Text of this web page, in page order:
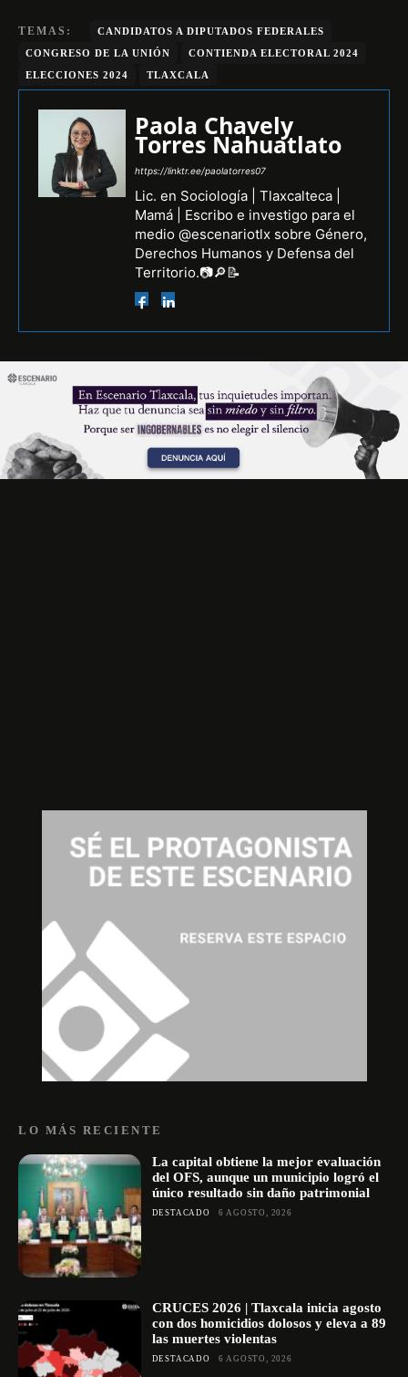
TEMAS:
CANDIDATOS A DIPUTADOS FEDERALES
CONGRESO DE LA UNIÓN
CONTIENDA ELECTORAL 2024
ELECCIONES 2024
TLAXCALA
Paola Chavely
Torres Nahuatlato
https://linktr.ee/paolatorres07
Lic. en Sociología | Tlaxcalteca |
Mamá | Escribo e investigo para el
medio @escenariotlx sobre Género,
Derechos Humanos y Defensa del
Territorio.📷🔎📝
LO MÁS RECIENTE
La capital obtiene la mejor evaluación
del OFS, aunque un municipio logró el
único resultado sin daño patrimonial
DESTACADO 6 AGOSTO, 2026
CRUCES 2026 | Tlaxcala inicia agosto
con dos homicidios dolosos y eleva a 89
las muertes violentas
DESTACADO 6 AGOSTO, 2026